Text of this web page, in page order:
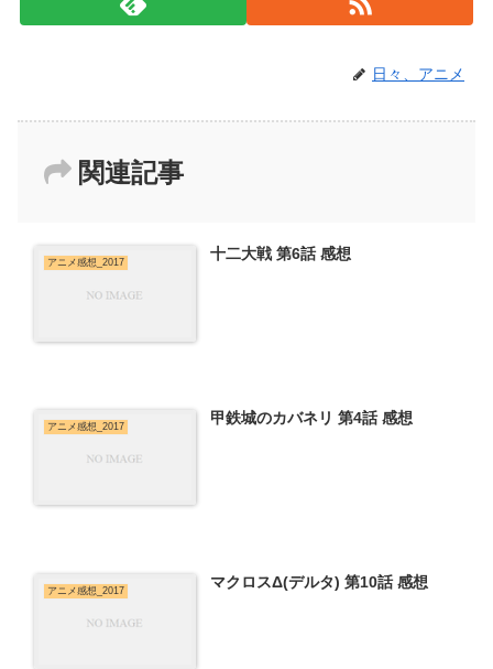
日々、アニメ
関連記事
アニメ感想_2017 十二大戦 第6話 感想
アニメ感想_2017 甲鉄城のカバネリ 第4話 感想
アニメ感想_2017 マクロスΔ(デルタ) 第10話 感想